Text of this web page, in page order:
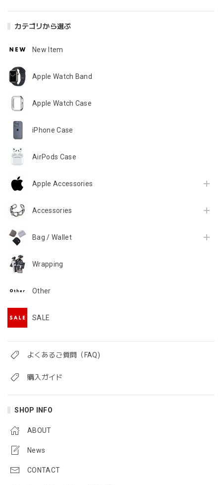
カテゴリから選ぶ
New Item
Apple Watch Band
Apple Watch Case
iPhone Case
AirPods Case
Apple Accessories
Accessories
Bag / Wallet
Wrapping
Other
SALE
よくあるご質問（FAQ)
購入ガイド
SHOP INFO
ABOUT
News
CONTACT